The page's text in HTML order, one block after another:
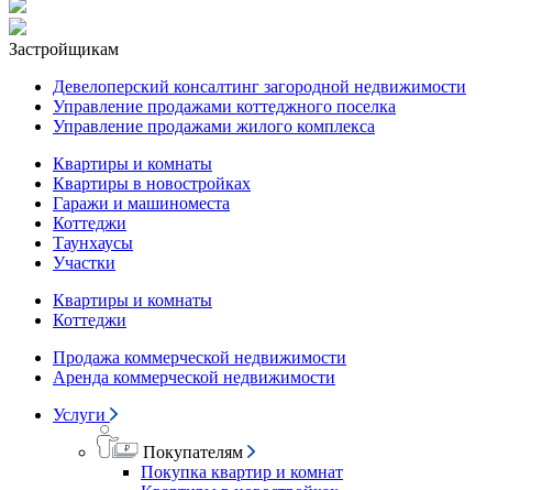
Застройщикам
Девелоперский консалтинг загородной недвижимости
Управление продажами коттеджного поселка
Управление продажами жилого комплекса
Квартиры и комнаты
Квартиры в новостройках
Гаражи и машиноместа
Коттеджи
Таунхаусы
Участки
Квартиры и комнаты
Коттеджи
Продажа коммерческой недвижимости
Аренда коммерческой недвижимости
Услуги
Покупателям
Покупка квартир и комнат